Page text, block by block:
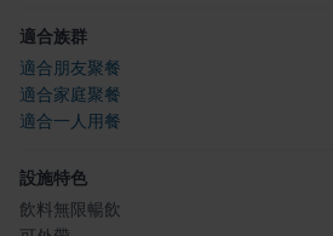
適合族群
適合朋友聚餐
適合家庭聚餐
適合一人用餐
設施特色
飲料無限暢飲